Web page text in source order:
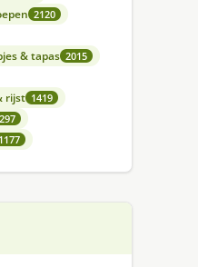
2120
& tapas 2015
rijst 1419
1177